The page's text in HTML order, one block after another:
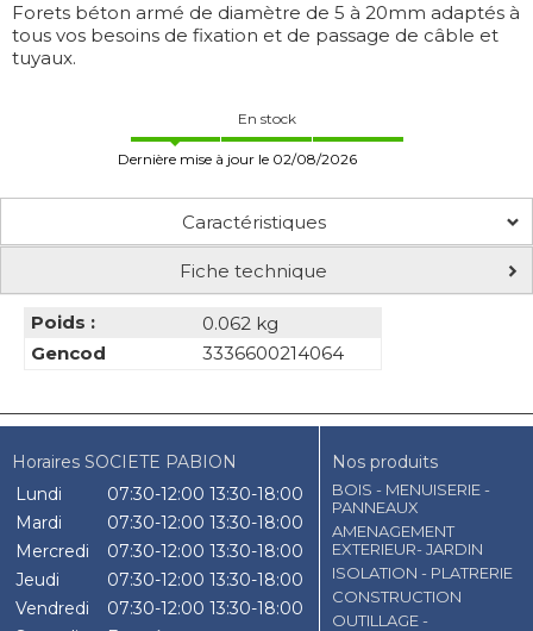
Forets béton armé de diamètre de 5 à 20mm adaptés à
tous vos besoins de fixation et de passage de câble et
tuyaux.
En stock
Dernière mise à jour le 02/08/2026
Caractéristiques
Fiche technique
Poids :
0.062 kg
Gencod
3336600214064
Horaires SOCIETE PABION
Lundi
07:30-12:00 13:30-18:00
Mardi
07:30-12:00 13:30-18:00
Mercredi
07:30-12:00 13:30-18:00
Jeudi
07:30-12:00 13:30-18:00
Vendredi
07:30-12:00 13:30-18:00
Nos produits
BOIS - MENUISERIE -
PANNEAUX
AMENAGEMENT
EXTERIEUR- JARDIN
ISOLATION - PLATRERIE
CONSTRUCTION
OUTILLAGE -